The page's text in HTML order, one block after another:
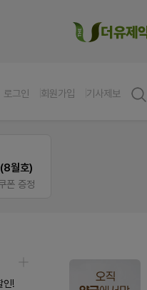
로그인 회원가입 기사제보
월호)
폰 증정
인!